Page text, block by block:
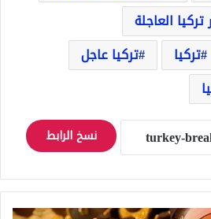
تركيا العاجلة
تركيا
تركيا عاجل
نسخ الرابط